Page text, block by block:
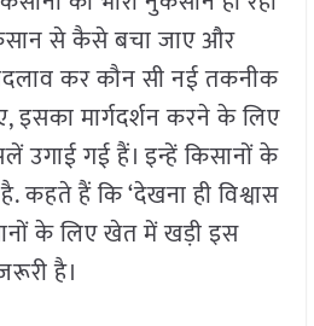
से कैसे बचा जाए और
कर कौन सी नई तकनीक
इसका मार्गदर्शन करने के लिए
गई हैं। इन्हें किसानों के
कहते हैं कि ‘देखना ही विश्वास
के लिए खेत में खड़ी इस
है।